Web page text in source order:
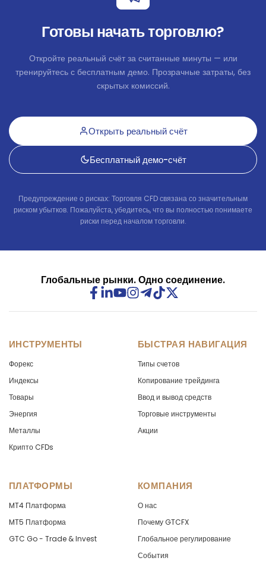
CADCHF in points
CADDKK in points
in points
0.07
in points
CADSGD in points -2.57
in points
CHFHUF in points -75.4
CHFJPY in points
CHFSEK in points
CHFZAR in points
CNHJPY
DKKSEK in points
in points
Готовы начать торговлю?
Откройте реальный счёт за считанные минуты — или
тренируйтесь с бесплатным демо. Прозрачные затраты, без
скрытых комиссий.
Открыть реальный счёт
Бесплатный демо-счёт
Предупреждение о рисках: Торговля CFD связана со значительным
риском убытков. Пожалуйста, убедитесь, что вы полностью понимаете
риски перед началом торговли.
Глобальные рынки. Одно соединение.
ИНСТРУМЕНТЫ
Форекс
Индексы
Товары
Энергия
Металлы
Крипто CFDs
БЫСТРАЯ НАВИГАЦИЯ
Типы счетов
Копирование трейдинга
Ввод и вывод средств
Торговые инструменты
Акции
ПЛАТФОРМЫ
MT4 Платформа
MT5 Платформа
GTC Go - Trade & Invest
КОМПАНИЯ
О нас
Почему GTCFX
Глобальное регулирование
События